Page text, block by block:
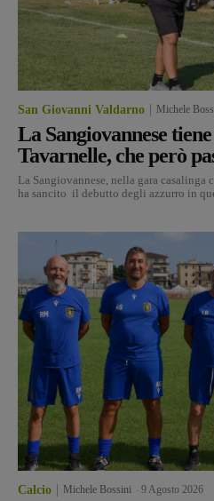
San Giovanni Valdarno Michele
La Sangiovannese
Tavarnelle, che però
La Sangiovannese, nella gara casalinga
ha sancito il debutto degli azzurro in
Calcio Michele Bossini 9 Agosto 2026